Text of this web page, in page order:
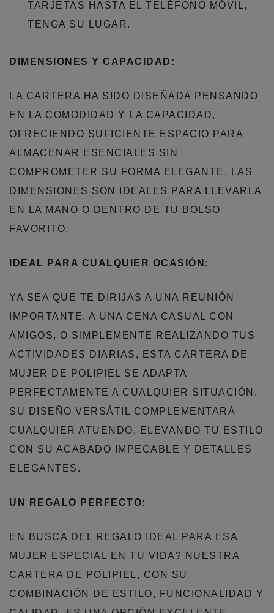
TARJETAS HASTA EL TELÉFONO MÓVIL,
TENGA SU LUGAR.
DIMENSIONES Y CAPACIDAD:
LA CARTERA HA SIDO DISEÑADA PENSANDO
EN LA COMODIDAD Y LA CAPACIDAD,
OFRECIENDO SUFICIENTE ESPACIO PARA
ALMACENAR ESENCIALES SIN
COMPROMETER SU FORMA ELEGANTE. LAS
DIMENSIONES SON IDEALES PARA LLEVARLA
EN LA MANO O DENTRO DE TU BOLSO
FAVORITO.
IDEAL PARA CUALQUIER OCASIÓN:
YA SEA QUE TE DIRIJAS A UNA REUNIÓN
IMPORTANTE, A UNA CENA CASUAL CON
AMIGOS, O SIMPLEMENTE REALIZANDO TUS
ACTIVIDADES DIARIAS, ESTA CARTERA DE
MUJER DE POLIPIEL SE ADAPTA
PERFECTAMENTE A CUALQUIER SITUACIÓN.
SU DISEÑO VERSÁTIL COMPLEMENTARÁ
CUALQUIER ATUENDO, ELEVANDO TU ESTILO
CON SU ACABADO IMPECABLE Y DETALLES
ELEGANTES.
UN REGALO PERFECTO:
EN BUSCA DEL REGALO IDEAL PARA ESA
MUJER ESPECIAL EN TU VIDA? NUESTRA
CARTERA DE POLIPIEL, CON SU
COMBINACIÓN DE ESTILO, FUNCIONALIDAD Y